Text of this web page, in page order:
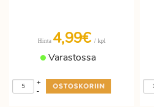
Hinta 4,99€ / kpl
Varastossa
-
+